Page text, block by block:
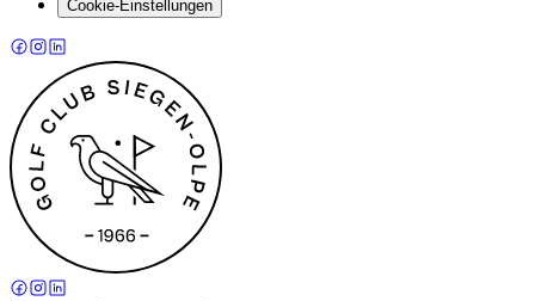
Cookie-Einstellungen